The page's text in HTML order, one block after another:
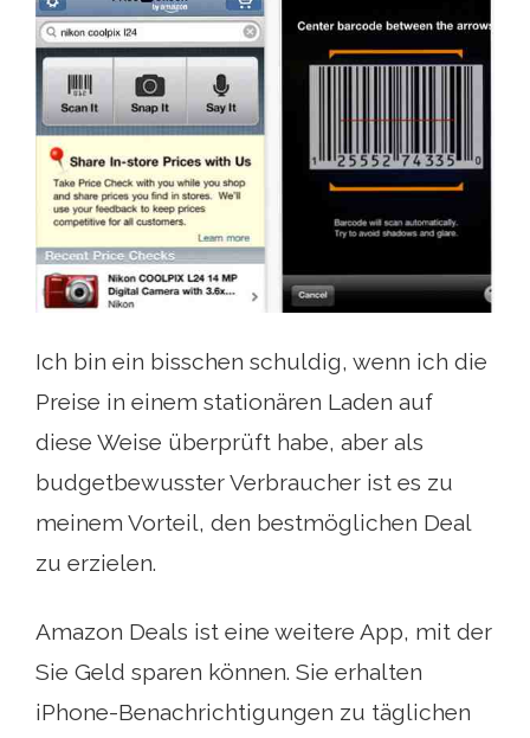
Ich bin ein bisschen schuldig, wenn ich die
Preise in einem stationären Laden auf
diese Weise überprüft habe, aber als
budgetbewusster Verbraucher ist es zu
meinem Vorteil, den bestmöglichen Deal
zu erzielen.
Amazon Deals ist eine weitere App, mit der
Sie Geld sparen können. Sie erhalten
iPhone-Benachrichtigungen zu täglichen